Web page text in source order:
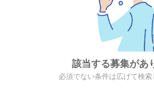
該当する募集があ
必須でない条件は広げて検索